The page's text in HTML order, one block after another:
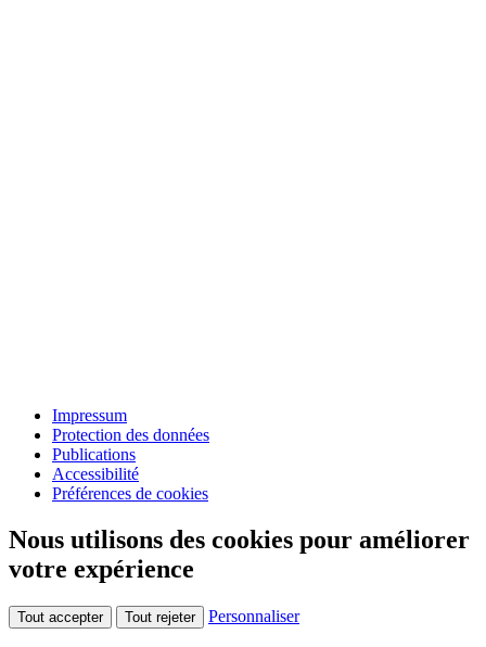
Impressum
Protection des données
Publications
Accessibilité
Préférences de cookies
Nous utilisons des cookies pour améliorer
votre expérience
Tout accepter Tout rejeter Personnaliser